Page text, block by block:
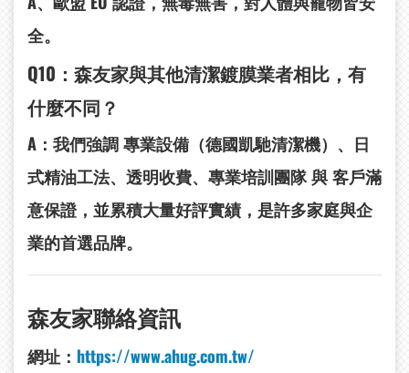
全。
Q10 ：森友家與其他清潔鍍膜業者相比，有
什麼不同？
A：我們強調專業設備（德國凱馳清潔機）、日
式精油工法、透明收費、專業培訓團隊與客戶滿
意保證，並累積大量好評實績，是許多家庭與企
業的首選品牌。
森友家聯絡資訊
網址： https://www.ahug.com.tw/